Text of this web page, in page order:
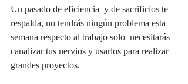
Un pasado de eficiencia  y de sacrificios te
respalda, no tendrás ningún problema esta
semana respecto al trabajo solo  necesitarás
canalizar tus nervios y usarlos para realizar
grandes proyectos.